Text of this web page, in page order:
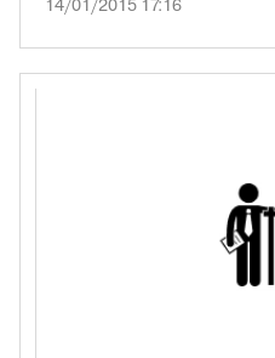
14/01/2015 17:16